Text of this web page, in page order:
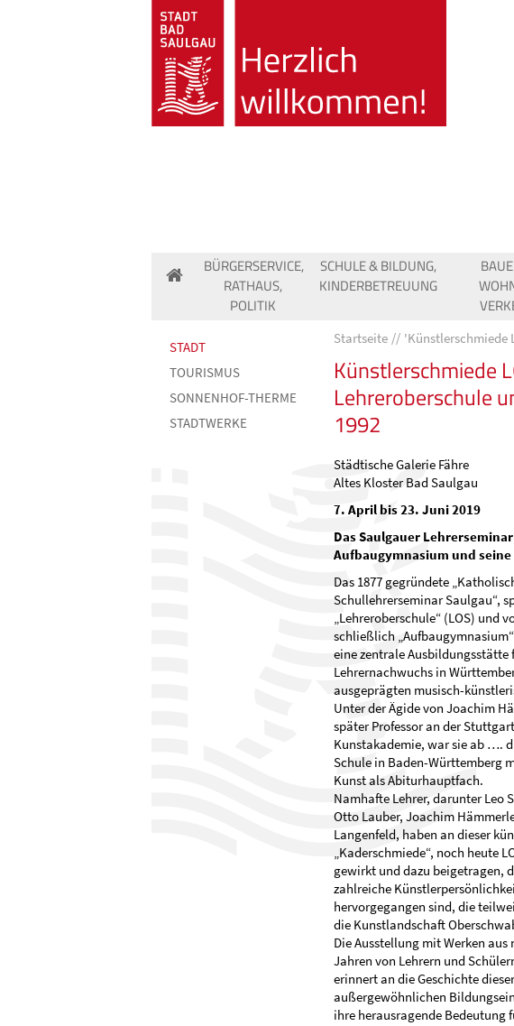
BÜRGERSERVICE,
RATHAUS,
POLITIK
SCHULE & BILDUNG,
KINDERBETREUUNG
STADT
TOURISMUS
SONNENHOF-THERME
STADTWERKE
Startseite 'Künstlerschmiede
Künstlerschmiede
Lehreroberschule
1992
Städtische Galerie Fähre
Altes Kloster Bad Saulgau
7. April bis 23. Juni 2019
Das Saulgauer
Aufbaugymnasium und
Das 1877 gegründete
Schullehrerseminar Saulgau“,
„Lehreroberschule“ (LOS) und
schließlich
eine zentrale Ausbildungsstätte
Lehrernachwuchs in
ausgeprägten musisch-
Unter der Ägide von Joachim
später Professor an der
Kunstakademie, war sie ab ….
Schule in Baden-Württemberg
Kunst als Abiturhauptfach.
Namhafte Lehrer, darunter Leo
Otto Lauber, Joachim
Langenfeld, haben an dieser
„Kaderschmiede“, noch heute
gewirkt und dazu beigetragen,
zahlreiche
hervorgegangen sind, die
die Kunstlandschaft
Die Ausstellung mit Werken aus
Jahren von Lehrern und
erinnert an die Geschichte dieser
außergewöhnlichen
ihre herausragende Bedeutung